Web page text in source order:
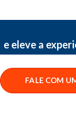
e eleve a
FALE COM